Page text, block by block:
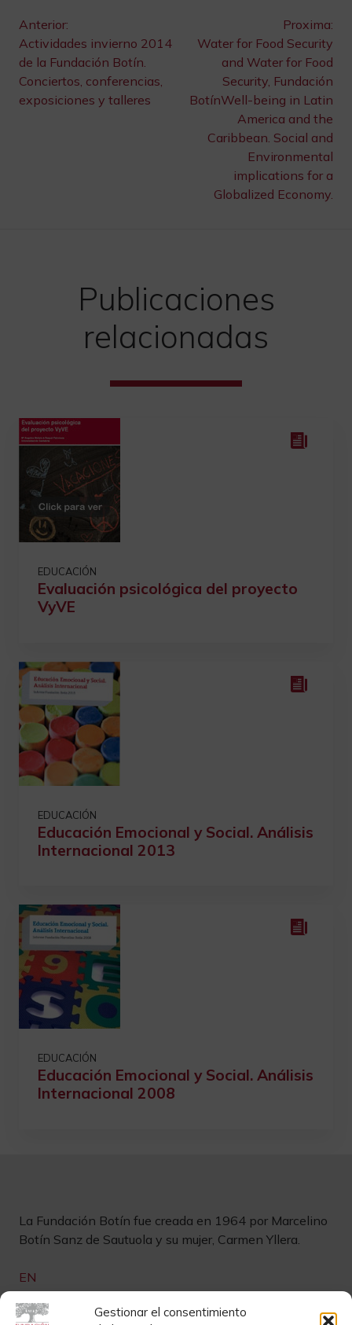
Gestionar el consentimiento
Navegación
de
entradas
Anterior:
Actividades invierno 2014
de la Fundación Botín.
Conciertos, conferencias,
exposiciones y talleres
Proxima:
Water for Food Security
and Water for Food
Security, Fundación
BotínWell-being in Latin
America and the
Caribbean. Social and
Environmental
implications for a
Globalized Economy.
Publicaciones
relacionadas
EDUCACIÓN
Evaluación psicológica del proyecto
VyVE
EDUCACIÓN
Educación Emocional y Social. Análisis
Internacional 2013
EDUCACIÓN
Educación Emocional y Social. Análisis
Internacional 2008
La Fundación Botín fue creada en 1964 por Marcelino
Botín Sanz de Sautuola y su mujer, Carmen Yllera.
EN
Links de interés